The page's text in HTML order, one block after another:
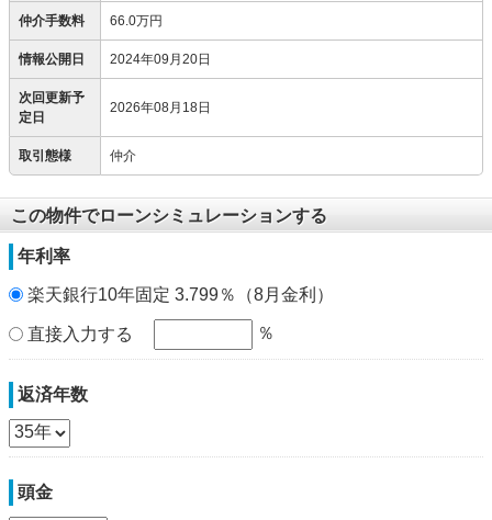
仲介手数料 66.0万円
情報公開日 2024年09月20日
次回更新予
定日
2026年08月18日
取引態様 仲介
この物件でローンシミュレーションする
年利率
楽天銀行10年固定 3.799％（8月金利）
直接入力する ％
返済年数
頭金